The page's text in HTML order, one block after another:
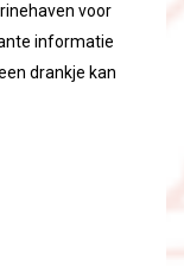
voor
informatie
drankje kan